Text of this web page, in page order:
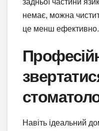
задньої частини
немає, можна
це менш ефективно.
Навіть ідеальний